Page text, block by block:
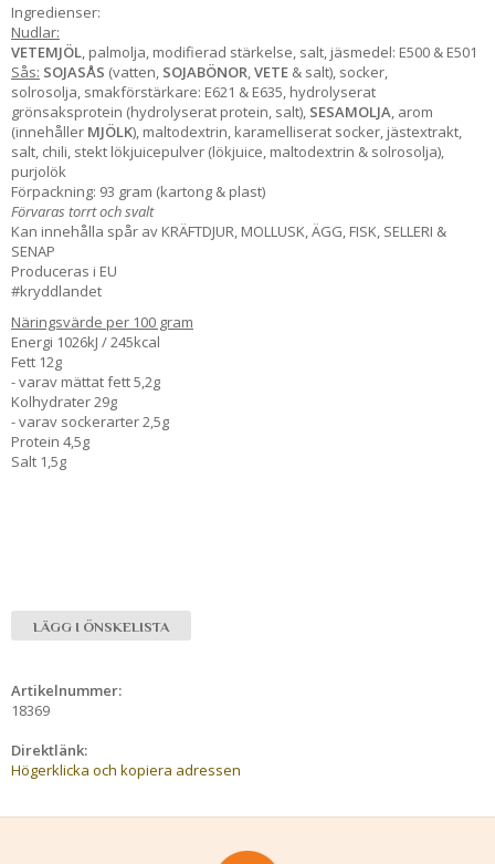
Ingredienser:
Nudlar:
VETEMJÖL , palmolja, modifierad stärkelse, salt, jäsmedel: E500 & E501
Sås: SOJASÅS (vatten, SOJABÖNOR VETE & salt), socker,
solrosolja, smakförstärkare: E621 & E635, hydrolyserat
grönsaksprotein (hydrolyserat protein, salt), SESAMOLJA , arom
(innehåller MJÖLK), maltodextrin, karamelliserat socker, jästextrakt,
salt, chili, stekt lökjuicepulver (lökjuice, maltodextrin & solrosolja),
purjolök
Förpackning: 93 gram (kartong & plast)
Förvaras torrt och svalt
Kan innehålla spår av KRÄFTDJUR, MOLLUSK, ÄGG, FISK, SELLERI &
SENAP
Produceras i EU
#kryddlandet
Näringsvärde per 100 gram
Energi 1026kJ / 245kcal
Fett 12g
- varav mättat fett 5,2g
Kolhydrater 29g
- varav sockerarter 2,5g
Protein 4,5g
Salt 1,5g
LÄGG I ÖNSKELISTA
Artikelnummer:
18369
Direktlänk:
Högerklicka och kopiera adressen